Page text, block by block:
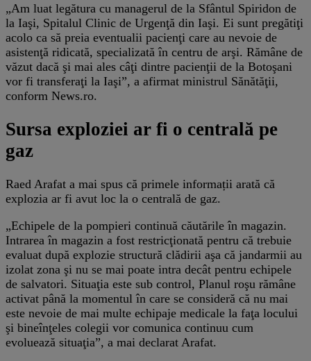
„Am luat legătura cu managerul de la Sfântul Spiridon de
la Iaşi, Spitalul Clinic de Urgenţă din Iaşi. Ei sunt pregătiţi
acolo ca să preia eventualii pacienţi care au nevoie de
asistenţă ridicată, specializată în centru de arşi. Rămâne de
văzut dacă şi mai ales câţi dintre pacienţii de la Botoşani
vor fi transferaţi la Iaşi”, a afirmat ministrul Sănătăţii,
conform News.ro.
Sursa exploziei ar fi o centrală pe
gaz
Raed Arafat a mai spus că primele informații arată că
explozia ar fi avut loc la o centrală de gaz.
„Echipele de la pompieri continuă căutările în magazin.
Intrarea în magazin a fost restricţionată pentru că trebuie
evaluat după explozie structură clădirii aşa că jandarmii au
izolat zona şi nu se mai poate intra decât pentru echipele
de salvatori. Situaţia este sub control, Planul roşu rămâne
activat până la momentul în care se consideră că nu mai
este nevoie de mai multe echipaje medicale la faţa locului
şi bineînţeles colegii vor comunica continuu cum
evoluează situaţia”, a mai declarat Arafat.